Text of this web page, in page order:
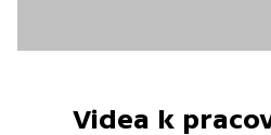
Videa k